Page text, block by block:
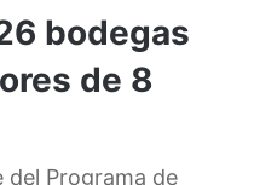
bodegas
de 8
Programa de